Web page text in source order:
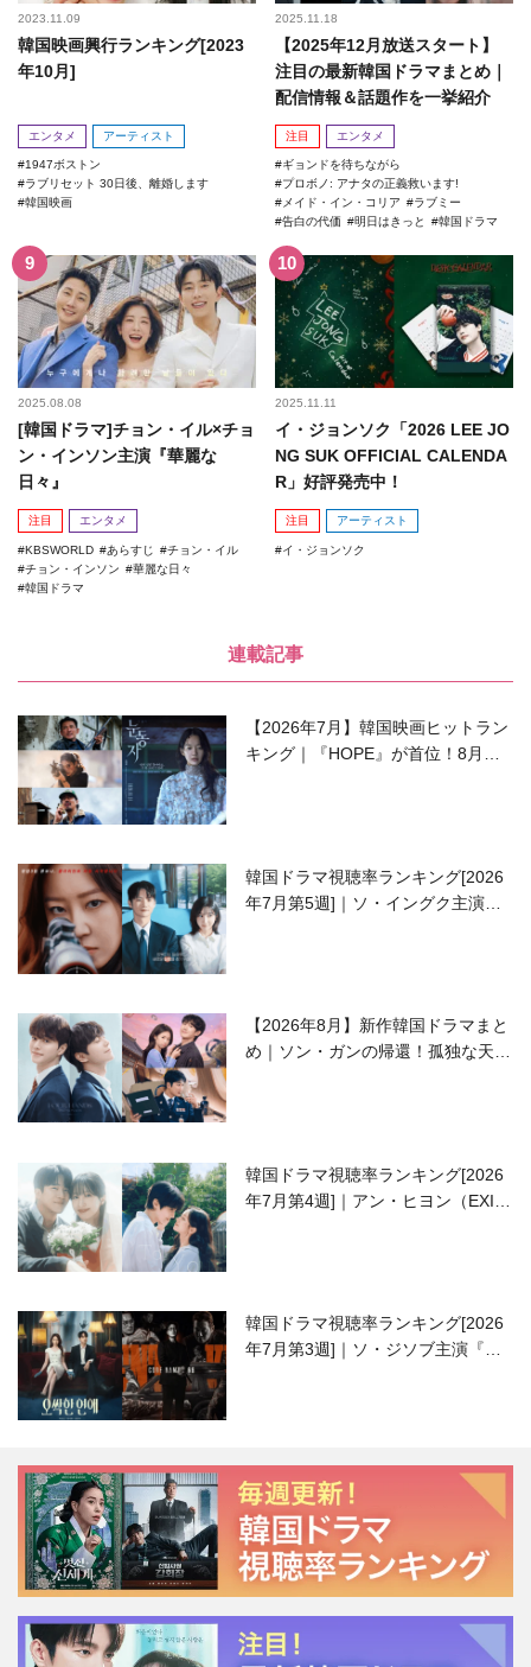
2023.11.09
韓国映画興行ランキング[2023
年10月]
エンタメ アーティスト
1947ボストン
ラブリセット 30日後、離婚します
韓国映画
2025.11.18
【2025年12月放送スタート】
注目の最新韓国ドラマまとめ｜
配信情報＆話題作を一挙紹介
注目 エンタメ
ギョンドを待ちながら
プロボノ: アナタの正義救います!
メイド・イン・コリア
ラブミー
告白の代価
明日はきっと 韓国ドラマ
2025.08.08
[韓国ドラマ]チョン・イル×チョ
ン・インソン主演『華麗な
日々』
注目 エンタメ
KBSWORLD あらすじ
チョン・イル
チョン・インソン
華麗な日々
韓国ドラマ
2025.11.11
イ・ジョンソク「2026 LEE JO
NG SUK OFFICIAL CALENDA
R」好評発売中！
注目 アーティスト
イ・ジョンソク
連載記事
【2026年7月】韓国映画ヒットラン
キング｜『HOPE』が首位！8月公
韓国ドラマ視聴率ランキング[2026
年7月第5週]｜ソ・イングク主演の
【2026年8月】新作韓国ドラマまと
め｜ソン・ガンの帰還！孤独な天才
韓国ドラマ視聴率ランキング[2026
年7月第4週]｜アン・ヒヨン（EXID
韓国ドラマ視聴率ランキング[2026
年7月第3週]｜ソ・ジソブ主演『エ